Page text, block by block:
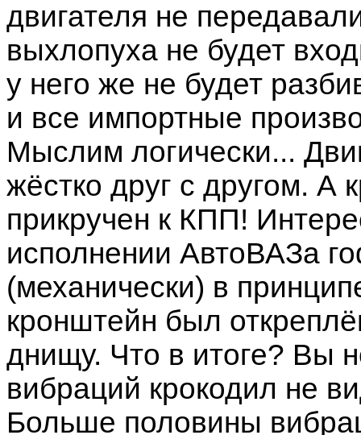
двигателя не
выхлопуха не будет
у него же не будет
и все импортные
Мыслим логически...
жёстко друг с другом. А
прикручен к КПП!
исполнении АвтоВАЗа
(механически) в
кронштейн был
днищу. Что в итоге? Вы
вибраций крокодил не
Больше половины